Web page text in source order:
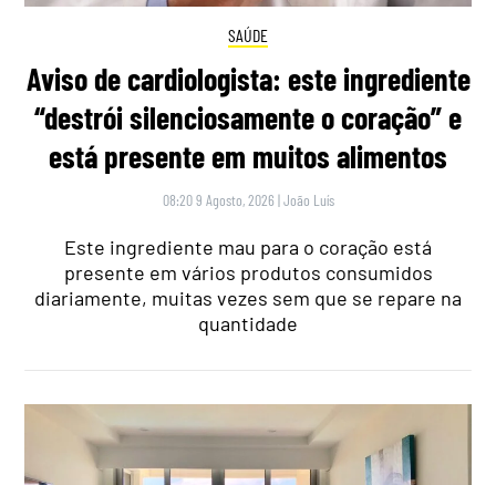
SAÚDE
Aviso de cardiologista: este ingrediente
“destrói silenciosamente o coração” e
está presente em muitos alimentos
08:20 9 Agosto, 2026 |João Luís
Este ingrediente mau para o coração está
presente em vários produtos consumidos
diariamente, muitas vezes sem que se repare na
quantidade